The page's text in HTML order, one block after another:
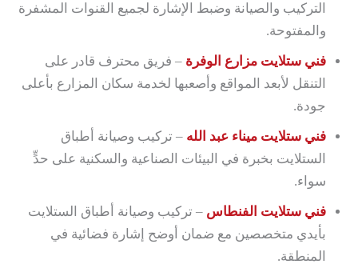
التركيب والصيانة وضبط الإشارة لجميع القنوات المشفرة
والمفتوحة.
فني ستلايت مزارع الوفرة – فريق محترف قادر على
التنقل لأبعد المواقع وأصعبها لخدمة سكان المزارع بأعلى
جودة.
فني ستلايت ميناء عبد الله – تركيب وصيانة أطباق
الستلايت بخبرة في البيئات الصناعية والسكنية على حدٍّ
سواء.
فني ستلايت الفنطاس – تركيب وصيانة أطباق الستلايت
بأيدي متخصصين مع ضمان أوضح إشارة فضائية في
المنطقة.